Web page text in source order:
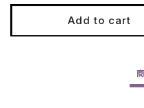
for
Domaine
Jacques
for
Domaine
Jacques
Add to cart